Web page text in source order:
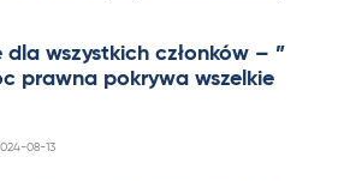
dla wszyst­kich członków – ”
prawna pok­rywa wszel­kie
08-13